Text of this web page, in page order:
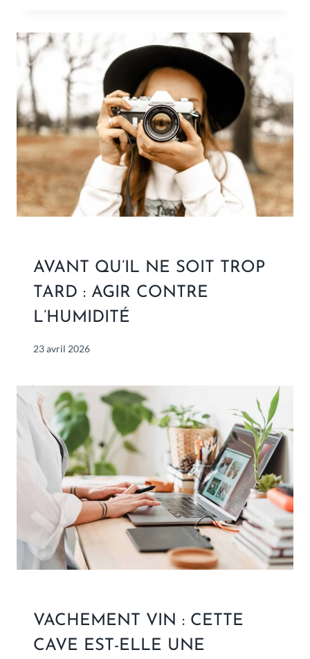
AVANT QU’IL NE SOIT TROP
TARD : AGIR CONTRE
L’HUMIDITÉ
23 avril 2026
VACHEMENT VIN : CETTE
CAVE EST-ELLE UNE